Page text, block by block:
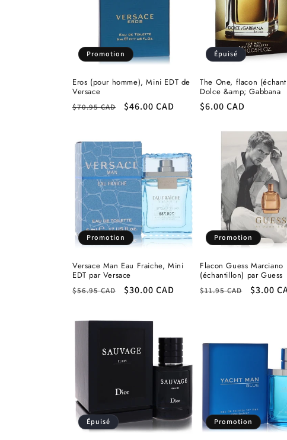
i
o
n
:
Promotion
Eros (pour homme), Mini EDT de
Versace
Prix
$70.95 CAD
Prix
$46.00 CAD
Épuisé
The One, flacon
Dolce &amp; Gabbana
Prix
$6.00 CAD
Promotion
Versace Man Eau Fraiche, Mini
EDT par Versace
Prix
$56.95 CAD
Prix
$30.00 CAD
Promotion
Flacon Guess Marciano
(échantillon) par Guess
Prix
$11.95 CAD
Prix
$3.00
Épuisé Promotion